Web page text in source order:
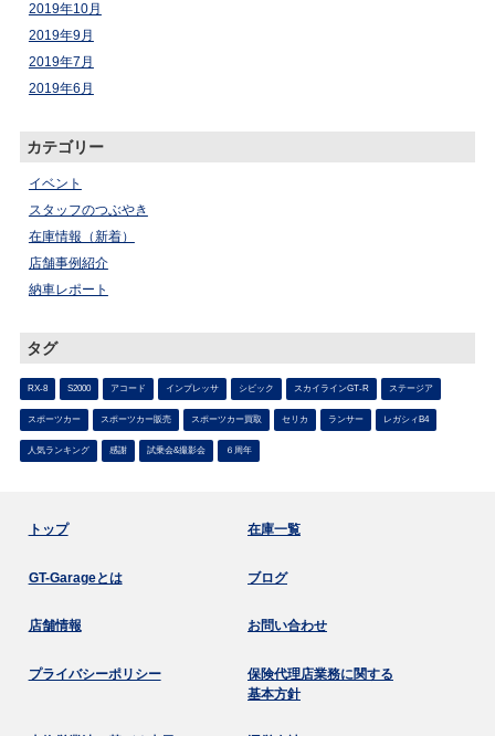
2019年10月
2019年9月
2019年7月
2019年6月
カテゴリー
イベント
スタッフのつぶやき
在庫情報（新着）
店舗事例紹介
納車レポート
タグ
RX-8 S2000 アコード インプレッサ シビック スカイラインGT-R ステージア
スポーツカー スポーツカー販売 スポーツカー買取 セリカ ランサー レガシィB4
人気ランキング 感謝 試乗会&撮影会 ６周年
トップ 在庫一覧
GT-Garageとは ブログ
店舗情報 お問い合わせ
プライバシーポリシー
保険代理店業務に関する
基本方針